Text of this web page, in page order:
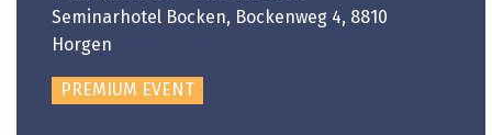
Seminarhotel Bocken, Bockenweg 4, 8810
Horgen
PREMIUM EVENT